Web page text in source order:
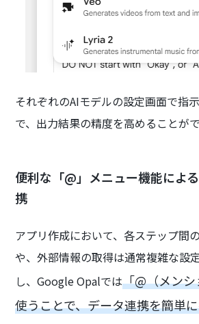
それぞれのAIモデルの設定画面で指
で、出力結果の精度を高めることがで
便利な「@」メニュー機能によ
携
アプリ作成において、各ステップ間
や、外部情報の取得は通常複雑な設
し、Google Opalでは「@（メン
使うことで、データ連携を簡単